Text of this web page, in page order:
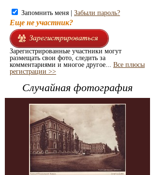
Запомнить меня | Забыли пароль?
Еще не участник?
Зарегистрированные участники могут
размещать свои фото, следить за
комментариями и многое другое... Все плюсы
регистрации >>
Случайная фотография